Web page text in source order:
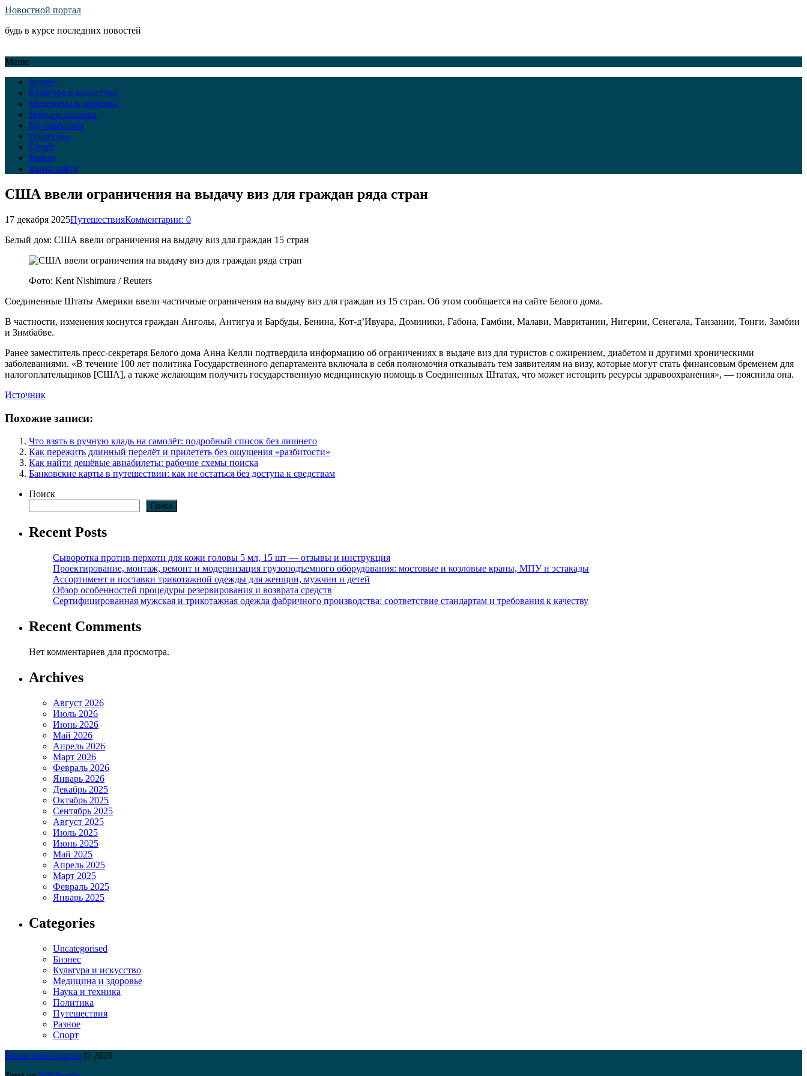
Новостной портал
будь в курсе последних новостей
Меню
Бизнес
Культура и искусство
Медицина и здоровье
Наука и техника
Путешествия
Политика
Спорт
Разное
Карта сайта
США ввели ограничения на выдачу виз для граждан ряда стран
17 декабря 2025ПутешествияКомментарии: 0
Белый дом: США ввели ограничения на выдачу виз для граждан 15 стран
Фото: Kent Nishimura / Reuters
Соединенные Штаты Америки ввели частичные ограничения на выдачу виз для граждан из 15 стран. Об этом сообщается на сайте Белого дома.
В частности, изменения коснутся граждан Анголы, Антигуа и Барбуды, Бенина, Кот-д’Ивуара, Доминики, Габона, Гамбии, Малави, Мавритании, Нигерии, Сенегала, Танзании, Тонги, Замбии
и Зимбабве.
Ранее заместитель пресс-секретаря Белого дома Анна Келли подтвердила информацию об ограничениях в выдаче виз для туристов с ожирением, диабетом и другими хроническими
заболеваниями. «В течение 100 лет политика Государственного департамента включала в себя полномочия отказывать тем заявителям на визу, которые могут стать финансовым бременем для
налогоплательщиков [США], а также желающим получить государственную медицинскую помощь в Соединенных Штатах, что может истощить ресурсы здравоохранения», — пояснила она.
Источник
Похожие записи:
Что взять в ручную кладь на самолёт: подробный список без лишнего
Как пережить длинный перелёт и прилететь без ощущения «разбитости»
Как найти дешёвые авиабилеты: рабочие схемы поиска
Банковские карты в путешествии: как не остаться без доступа к средствам
Поиск
Поиск
Recent Posts
Сыворотка против перхоти для кожи головы 5 мл, 15 шт — отзывы и инструкция
Проектирование, монтаж, ремонт и модернизация грузоподъемного оборудования: мостовые и козловые краны, МПУ и эстакады
Ассортимент и поставки трикотажной одежды для женщин, мужчин и детей
Обзор особенностей процедуры резервирования и возврата средств
Сертифицированная мужская и трикотажная одежда фабричного производства: соответствие стандартам и требования к качеству
Recent Comments
Нет комментариев для просмотра.
Archives
Август 2026
Июль 2026
Июнь 2026
Май 2026
Апрель 2026
Март 2026
Февраль 2026
Январь 2026
Декабрь 2025
Октябрь 2025
Сентябрь 2025
Август 2025
Июль 2025
Июнь 2025
Май 2025
Апрель 2025
Март 2025
Февраль 2025
Январь 2025
Categories
Uncategorised
Бизнес
Культура и искусство
Медицина и здоровье
Наука и техника
Политика
Путешествия
Разное
Спорт
Новостной портал © 2026